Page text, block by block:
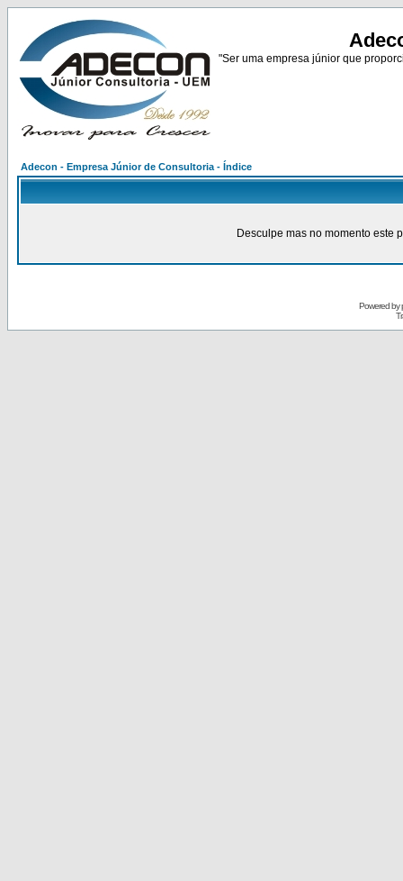
"Ser uma empresa júnior que
Adecon - Empresa Júnior de Consultoria - Índice
Desculpe mas no momento este
Powered by